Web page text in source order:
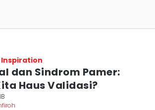
Inspiration
dan Sindrom Pamer:
Haus Validasi?